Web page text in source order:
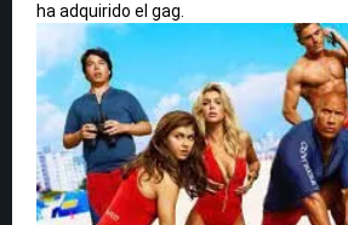
ha adquirido el gag.